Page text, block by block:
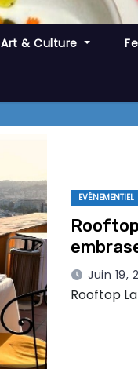
Art & Culture
EVÉNEMENTIEL
Juin 19,
Rooftop